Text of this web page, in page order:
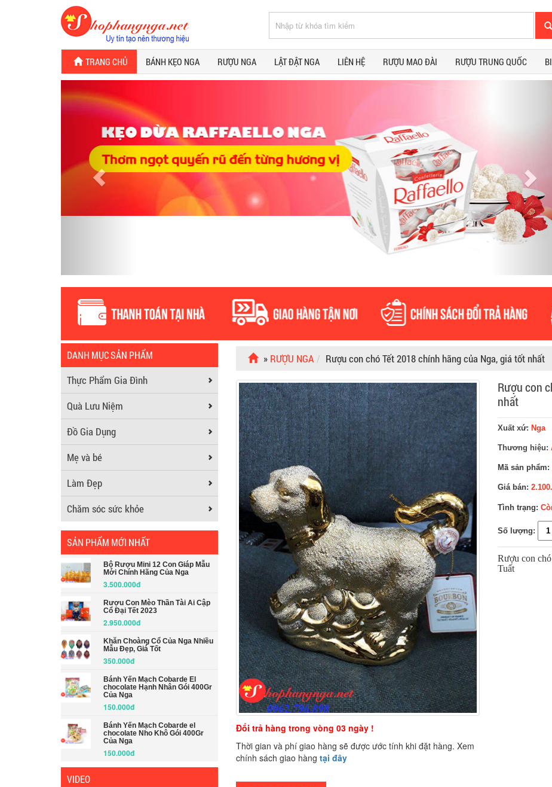
TRANG CHỦ BÁNH KẸO NGA RƯỢU NGA LẬT ĐẬT NGA LIÊN HỆ RƯỢU MAO ĐÀI RƯỢU TRUNG QUỐC
DANH MỤC SẢN PHẨM
Thực Phẩm Gia Đình
Quà Lưu Niệm
Đồ Gia Dụng
Mẹ và bé
Làm Đẹp
Chăm sóc sức khỏe
SẢN PHẨM MỚI NHẤT
Bộ Rượu Mini 12 Con Giáp Mẫu
Mới Chính Hãng Của Nga
3.500.000đ
Rượu Con Mèo Thần Tài Ai Cập
Cổ Đại Tết 2023
2.950.000đ
Khăn Choàng Cổ Của Nga Nhiều
Mẫu Đẹp, Giá Tốt
350.000đ
Bánh Yến Mạch Cobarde El
chocolate Hạnh Nhân Gói 400Gr
Của Nga
150.000đ
Bánh Yến Mạch Cobarde el
chocolate Nho Khô Gói 400Gr
Của Nga
150.000đ
VIDEO
» RƯỢU NGA Rượu con chó Tết 2018 chính hãng của Nga, giá tốt nhất
Đổi trả hàng trong vòng 03 ngày !
Thời gian và phí giao hàng sẽ được ước tính khi đặt hàng. Xem
chính sách giao hàng tại đây
Rượu con
nhất
Xuất xứ: Nga
Thương hiệu:
Mã sản phẩm:
Giá bán:
Tình trạng:
Số lượng:
Rượu con
Tuất